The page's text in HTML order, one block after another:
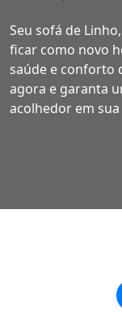
Seu sofá de
ficar como novo
saúde e conforto
agora e garanta
acolhedor em sua